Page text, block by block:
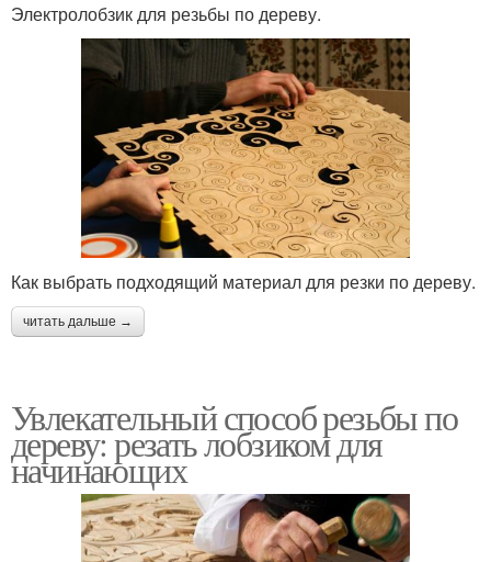
Электролобзик для резьбы по дереву.
Как выбрать подходящий материал для резки по дереву.
читать дальше →
Увлекательный способ резьбы по
дереву: резать лобзиком для
начинающих